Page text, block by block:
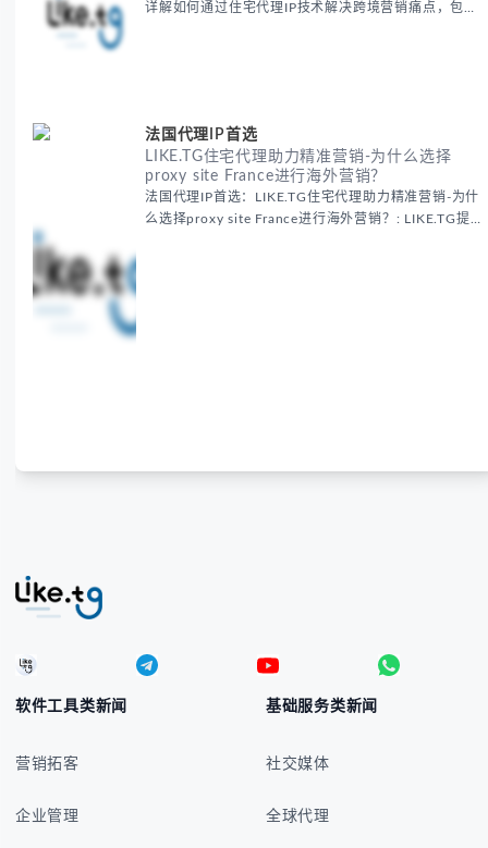
详解如何通过住宅代理IP技术解决跨境营销痛点，包括
法国代理IP首选
LIKE.TG住宅代理助力精准营销-为什么选择
proxy site France进行海外营销？
法国代理IP首选：LIKE.TG住宅代理助力精准营销-为什
么选择proxy site France进行海外营销？: LIKE.TG提
软件工具类新闻
营销拓客
企业管理
基础服务类新闻
社交媒体
全球代理